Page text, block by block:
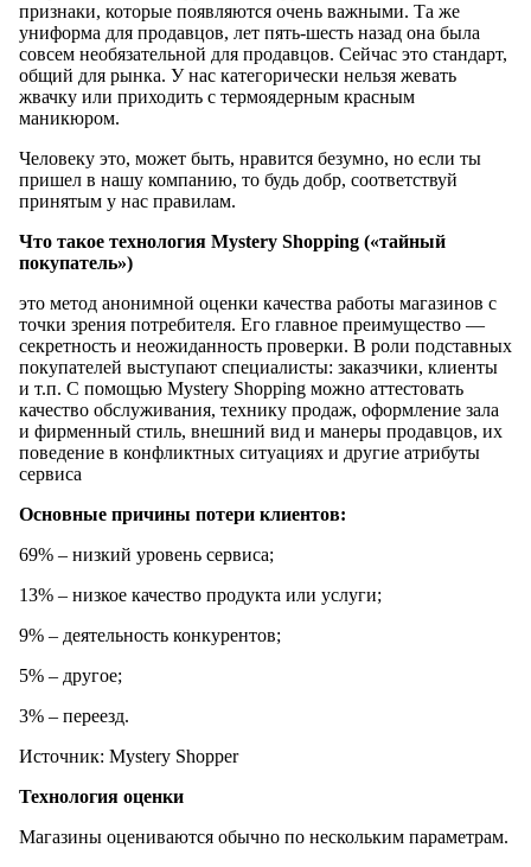
признаки, которые появляются очень важными. Та же
униформа для продавцов, лет пять-шесть назад она была
совсем необязательной для продавцов. Сейчас это стандарт,
общий для рынка. У нас категорически нельзя жевать
жвачку или приходить с термоядерным красным
маникюром.
Человеку это, может быть, нравится безумно, но если ты
пришел в нашу компанию, то будь добр, соответствуй
принятым у нас правилам.
Что такое технология Mystery Shopping («тайный
покупатель»)
это метод анонимной оценки качества работы магазинов с
точки зрения потребителя. Его главное преимущество —
секретность и неожиданность проверки. В роли подставных
покупателей выступают специалисты: заказчики, клиенты
и т.п. С помощью Mystery Shopping можно аттестовать
качество обслуживания, технику продаж, оформление зала
и фирменный стиль, внешний вид и манеры продавцов, их
поведение в конфликтных ситуациях и другие атрибуты
сервиса
Основные причины потери клиентов:
69% – низкий уровень сервиса;
13% – низкое качество продукта или услуги;
9% – деятельность конкурентов;
5% – другое;
3% – переезд.
Источник: Mystery Shopper
Технология оценки
Магазины оцениваются обычно по нескольким параметрам.